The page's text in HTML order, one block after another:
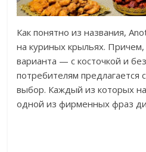
Как понятно из названия,
на куриных крыльях.
варианта — с косточкой и
потребителям предлагается
выбор. Каждый из которых
одной из фирменных фраз